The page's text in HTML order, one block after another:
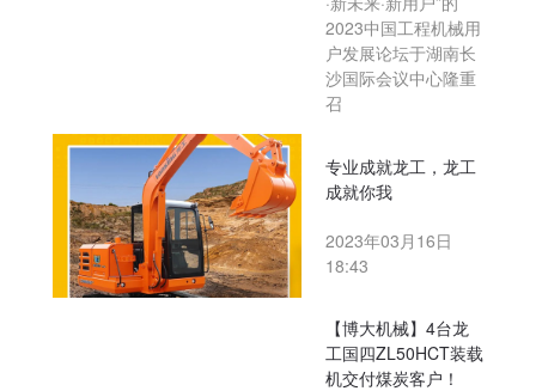
2023中国工程机械用
户发展论坛于湖南长
沙国际会议中心隆重
召
专业成就龙工，龙工
成就你我
2023年03月16日
18:43
【博大机械】4台龙
工国四ZL50HCT装载
机交付煤炭客户！